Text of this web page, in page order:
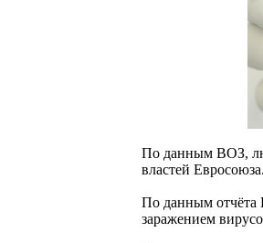
По данным ВОЗ,
властей Евросоюза.
По данным отчёта
заражением